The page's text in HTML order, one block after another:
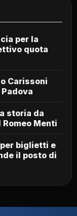
per la
quota
Carissoni
storia da
Menti
biglietti e
il posto di